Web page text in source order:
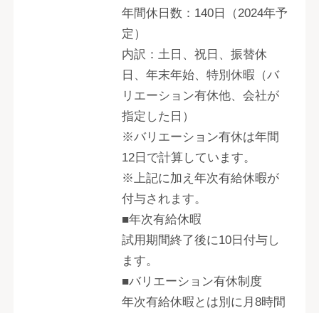
年間休日数：140日（2024年予
定）
内訳：土日、祝日、振替休
日、年末年始、特別休暇（バ
リエーション有休他、会社が
指定した日）
※バリエーション有休は年間
12日で計算しています。
※上記に加え年次有給休暇が
付与されます。
■年次有給休暇
試用期間終了後に10日付与し
ます。
■バリエーション有休制度
年次有給休暇とは別に月8時間